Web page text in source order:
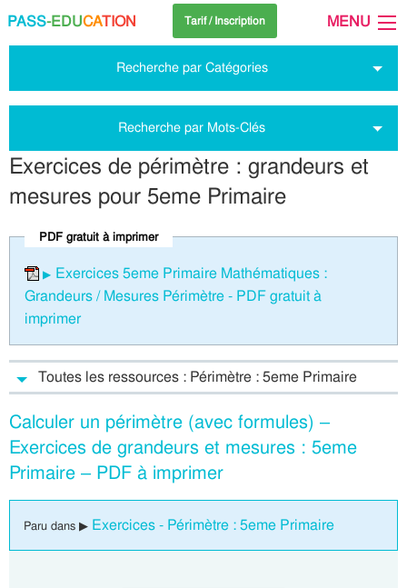
PASS-EDUCATION Tarif / Inscription MENU
Recherche par Catégories
Recherche par Mots-Clés
Exercices de périmètre : grandeurs et
mesures pour 5eme Primaire
PDF gratuit à imprimer
Exercices 5eme Primaire Mathématiques :
Grandeurs / Mesures Périmètre - PDF gratuit à
imprimer
Toutes les ressources : Périmètre : 5eme Primaire
Calculer un périmètre (avec formules) –
Exercices de grandeurs et mesures : 5eme
Primaire – PDF à imprimer
Paru dans ▶ Exercices - Périmètre : 5eme Primaire